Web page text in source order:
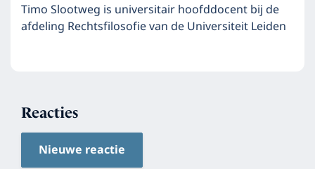
Timo Slootweg is universitair hoofddocent bij de
afdeling Rechtsfilosofie van de Universiteit Leiden
Reacties
Nieuwe reactie